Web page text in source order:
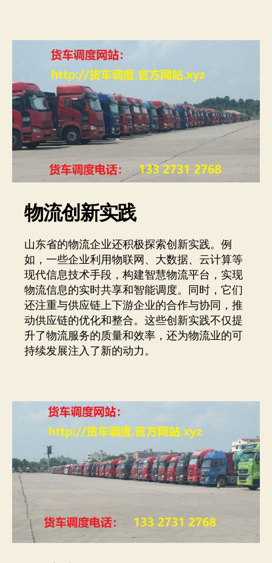
物流创新实践
山东省的物流企业还积极探索创新实践。例
如，一些企业利用物联网、大数据、云计算等
现代信息技术手段，构建智慧物流平台，实现
物流信息的实时共享和智能调度。同时，它们
还注重与供应链上下游企业的合作与协同，推
动供应链的优化和整合。这些创新实践不仅提
升了物流服务的质量和效率，还为物流业的可
持续发展注入了新的动力。